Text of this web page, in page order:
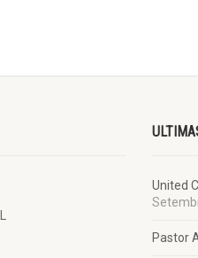
United
Pastor